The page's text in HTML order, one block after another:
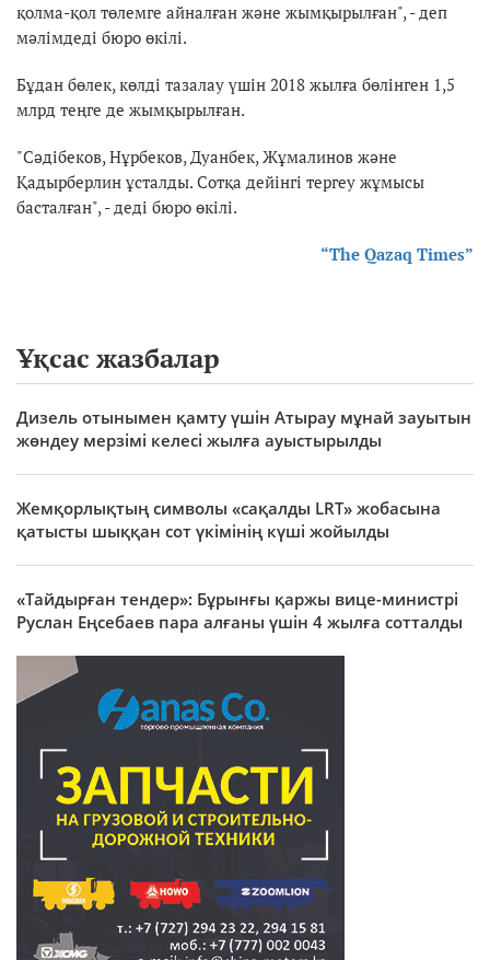
қолма-қол төлемге айналған және жымқырылған", - деп
мәлімдеді бюро өкілі.
Бұдан бөлек, көлді тазалау үшін 2018 жылға бөлінген 1,5
млрд теңге де жымқырылған.
"Сәдібеков, Нұрбеков, Дуанбек, Жұмалинов және
Қадырберлин ұсталды. Сотқа дейінгі тергеу жұмысы
басталған", - деді бюро өкілі.
“The Qazaq Times”
Ұқсас жазбалар
Дизель отынымен қамту үшін Атырау мұнай зауытын
жөндеу мерзімі келесі жылға ауыстырылды
Жемқорлықтың символы «сақалды LRT» жобасына
қатысты шыққан сот үкімінің күші жойылды
«Тайдырған тендер»: Бұрынғы қаржы вице-министрі
Руслан Еңсебаев пара алғаны үшін 4 жылға сотталды